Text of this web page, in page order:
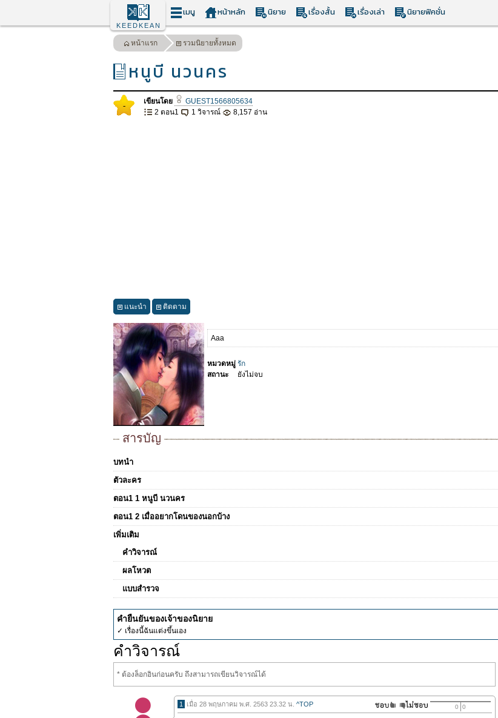
KEEDKEAN
เมนู หน้าหลัก นิยาย เรื่องสั้น เรื่องเล่า นิยายฟิคชั่น
หน้าแรก รวมนิยายทั้งหมด
หนูบี นวนคร
- เขียนโดย GUEST1566805634
2 ตอน1
1 วิจารณ์ 8,157 อ่าน
แนะนำ ติดตาม
Aaa
หมวดหมู่ รัก
สถานะ
ยังไม่จบ
สารบัญ
บทนำ
ตัวละคร
ตอน1 1 หนูบี นวนคร
ตอน1 2 เมื่ออยากโดนของนอกบ้าง
เพิ่มเติม
คำวิจารณ์
ผลโหวต
แบบสำรวจ
คำยืนยันของเจ้าของนิยาย
✓ เรื่องนี้ฉันแต่งขึ้นเอง
คำวิจารณ์
* ต้องล็อกอินก่อนครับ ถึงสามารถเขียนวิจารณ์ได้
1 เมื่อ 28 พฤษภาคม พ.ศ. 2563 23.32 น. ^TOP 0 0